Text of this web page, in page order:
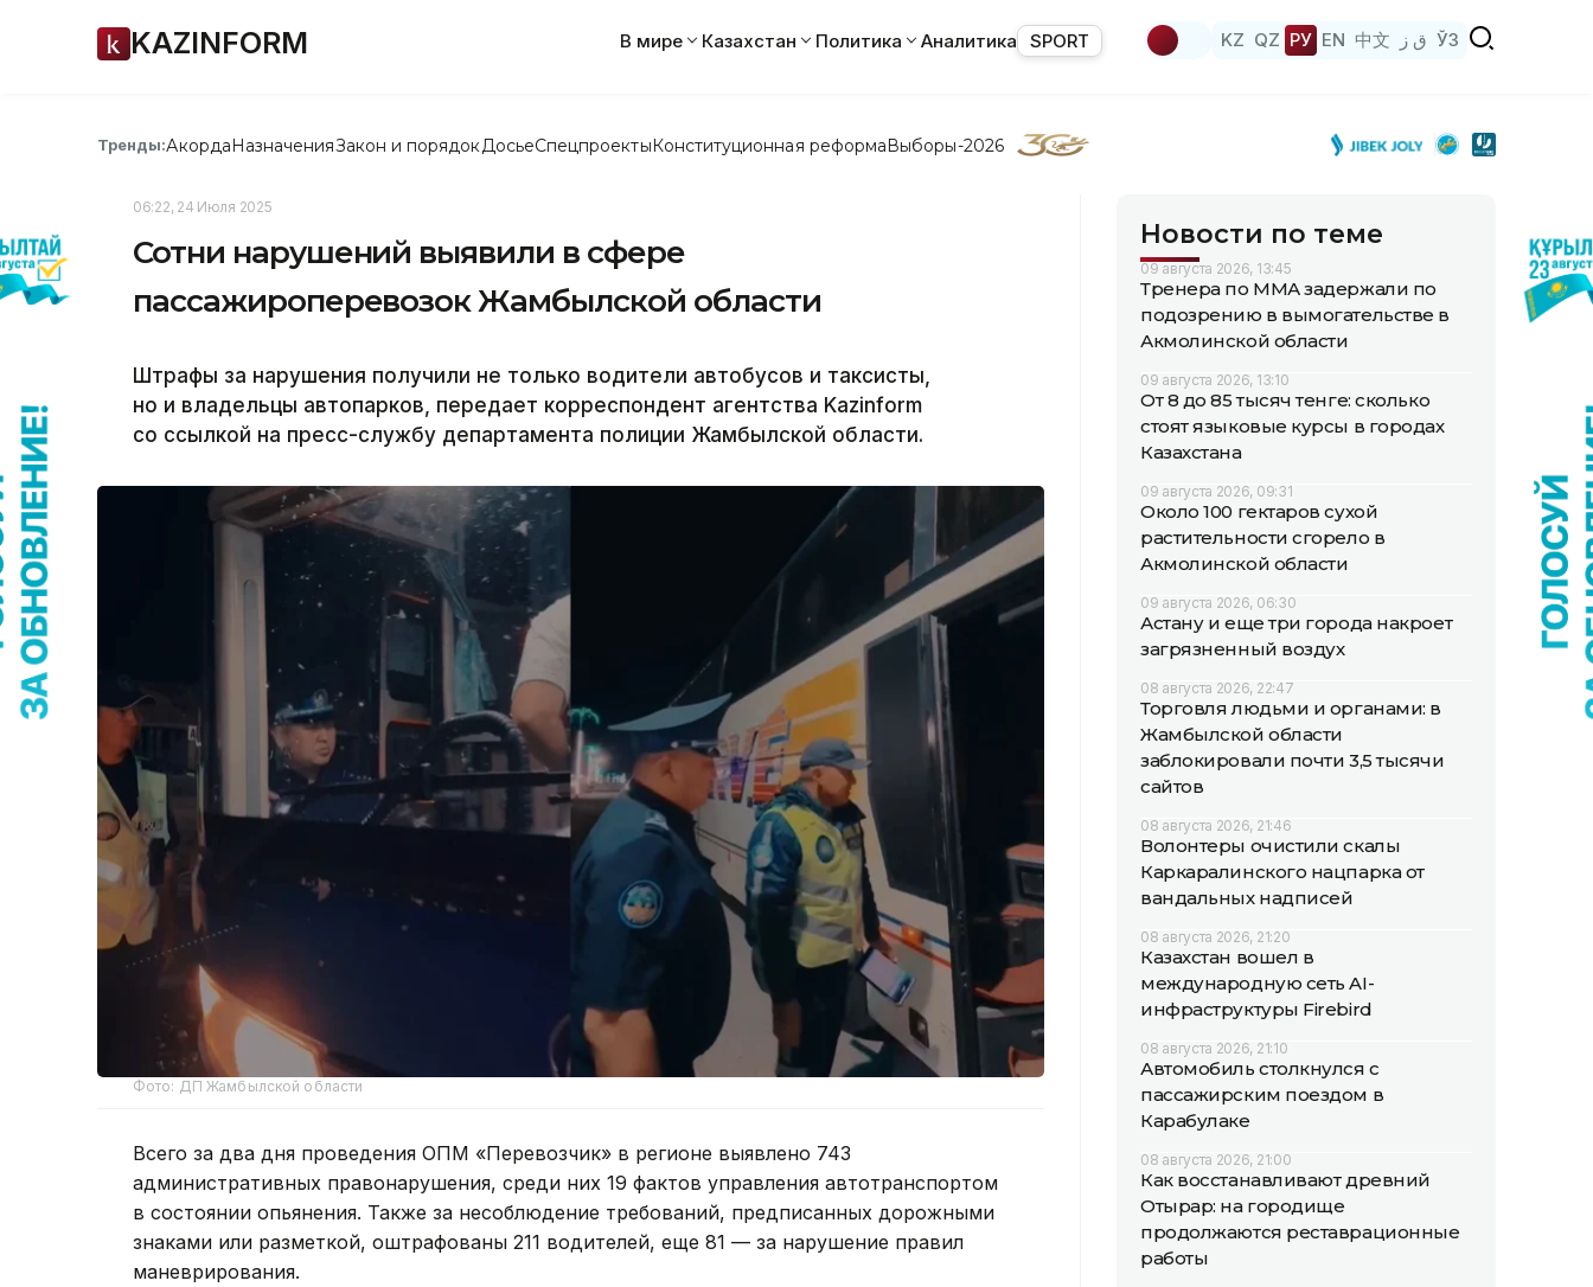
KAZINFORM В мире Казахстан Политика Аналитика SPORT KZ QZ РУ EN 中文 ق ز ЎЗ
Тренды:АкордаНазначенияЗакон и порядок ДосьеСпецпроектыКонституционная реформаВыборы-2026
06:22, 24 Июля 2025
Сотни нарушений выявили в сфере
пассажироперевозок Жамбылской области
Штрафы за нарушения получили не только водители автобусов и таксисты,
но и владельцы автопарков, передает корреспондент агентства Kazinform
со ссылкой на пресс-службу департамента полиции Жамбылской области.
Фото: ДП Жамбылской области
Всего за два дня проведения ОПМ «Перевозчик» в регионе выявлено 743
административных правонарушения, среди них 19 фактов управления автотранспортом
в состоянии опьянения. Также за несоблюдение требований, предписанных дорожными
знаками или разметкой, оштрафованы 211 водителей, еще 81 — за нарушение правил
маневрирования.
Новости по теме
09 августа 2026, 13:45
Тренера по ММА задержали по
подозрению в вымогательстве в
Акмолинской области
09 августа 2026, 13:10
От 8 до 85 тысяч тенге: сколько
стоят языковые курсы в городах
Казахстана
09 августа 2026, 09:31
Около 100 гектаров сухой
растительности сгорело в
Акмолинской области
09 августа 2026, 06:30
Астану и еще три города накроет
загрязненный воздух
08 августа 2026, 22:47
Торговля людьми и органами: в
Жамбылской области
заблокировали почти 3,5 тысячи
сайтов
08 августа 2026, 21:46
Волонтеры очистили скалы
Каркаралинского нацпарка от
вандальных надписей
08 августа 2026, 21:20
Казахстан вошел в
международную сеть AI-
инфраструктуры Firebird
08 августа 2026, 21:10
Автомобиль столкнулся с
пассажирским поездом в
Карабулаке
08 августа 2026, 21:00
Как восстанавливают древний
Отырар: на городище
продолжаются реставрационные
работы